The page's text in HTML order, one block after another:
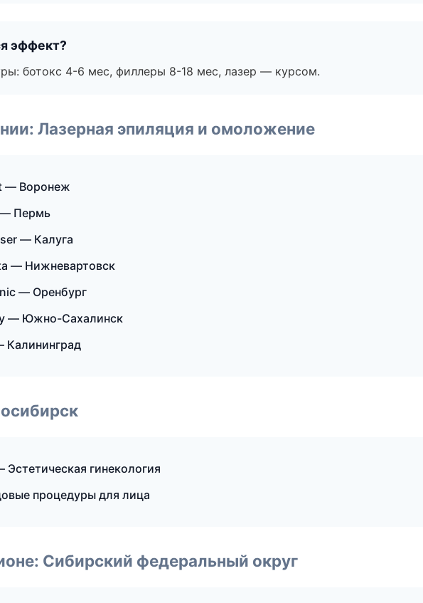
эффект?
ботокс 4-6 мес, филлеры 8-18 мес, лазер — курсом.
Лазерная эпиляция и омоложение
— Воронеж
— Пермь
— Калуга
— Нижневартовск
— Оренбург
— Южно-Сахалинск
гинекология
процедуры для лица
Сибирский федеральный округ